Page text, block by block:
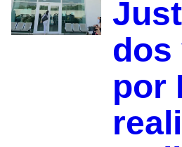
dos
por